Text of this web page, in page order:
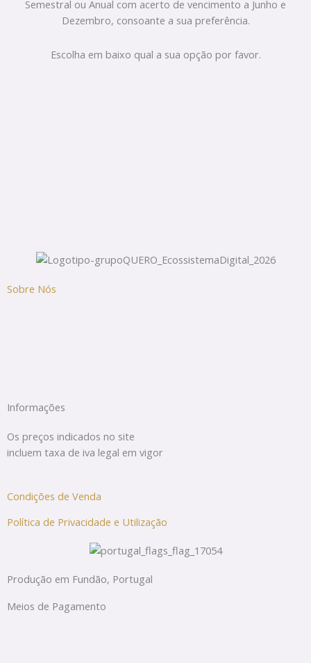
Semestral ou Anual com acerto de vencimento a Junho e
Dezembro, consoante a sua preferência.
Escolha em baixo qual a sua opção por favor.
Sobre Nós
Informações
Os preços indicados no site
incluem taxa de iva legal em vigor
Condições de Venda
Política de Privacidade e Utilização
Produção em Fundão, Portugal
Meios de Pagamento